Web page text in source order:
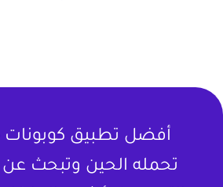
أفضل تطبيق
تحمله الحين وتبحث عن